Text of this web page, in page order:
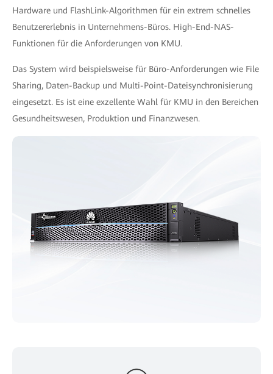
Hardware und FlashLink-Algorithmen für ein extrem schnelles
Benutzererlebnis in Unternehmens-Büros. High-End-NAS-
Funktionen für die Anforderungen von KMU.
Das System wird beispielsweise für Büro-Anforderungen wie File
Sharing, Daten-Backup und Multi-Point-Dateisynchronisierung
eingesetzt. Es ist eine exzellente Wahl für KMU in den Bereichen
Gesundheitswesen, Produktion und Finanzwesen.